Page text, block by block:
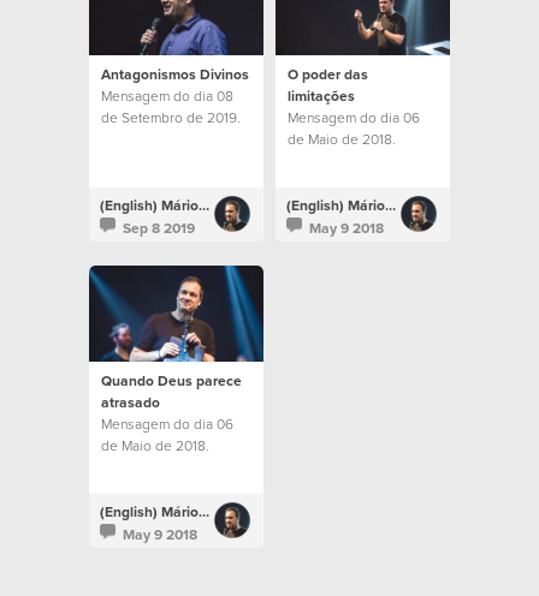
Antagonismos Divinos
Mensagem do dia 08
de Setembro de 2019.
(English) Mário Rui Boto
Sep 8 2019
O poder das
limitações
Mensagem do dia 06
de Maio de 2018.
(English) Mário Rui Boto
May 9 2018
Quando Deus parece
atrasado
Mensagem do dia 06
de Maio de 2018.
(English) Mário Rui Boto
May 9 2018